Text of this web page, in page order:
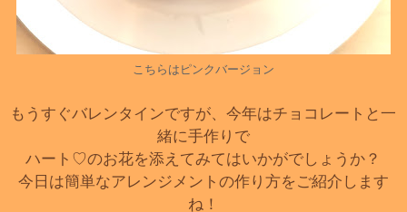
こちらはピンクバージョン
もうすぐバレンタインですが、今年はチョコレートと一
緒に手作りで
ハート♡のお花を添えてみてはいかがでしょうか？
今日は簡単なアレンジメントの作り方をご紹介します
ね！